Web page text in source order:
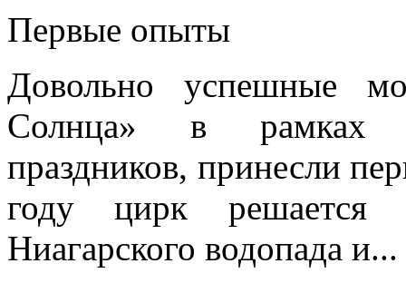
Первые опыты
Довольно успешные
Солнца» в рамках
праздников, принесли
году цирк
Ниагарского водопада